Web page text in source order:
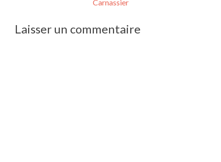
l’article
Carnassier
Laisser un commentaire